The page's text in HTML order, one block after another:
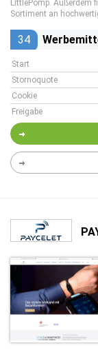
LittlePomp. Außerdem
Sortiment an
34
Start
Stornoquote
Cookie
Freigabe